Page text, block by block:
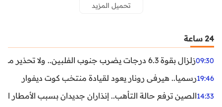
تحميل المزيد
24 ساعة
09:30زلزال بقوة 6.3 درجات يضرب جنوب الفلبين.. ولا تحذير من تسونامي حتى الآن
19:46رسميا.. هيرفي رونار يعود لقيادة منتخب كوت ديفوار
14:33الصين ترفع حالة التأهب.. إنذاران جديدان بسبب الأمطار